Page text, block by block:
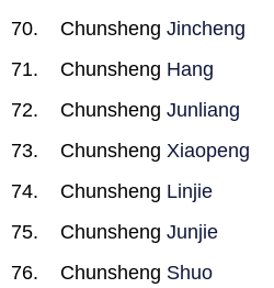
Chunsheng Jincheng
Chunsheng Hang
Chunsheng Junliang
Chunsheng Xiaopeng
Chunsheng Linjie
Chunsheng Junjie
Chunsheng Shuo